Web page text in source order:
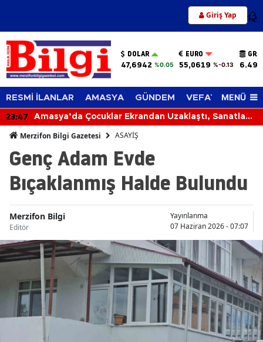
Giriş Yap 12
DOLAR
47,6942 %0.05
EURO
55,0619 %-0.13
RESMİ İLANLAR AMASYA GÜNDEM VEFAT EDENLER
MENÜ
23:47
Amasya’da Çocuklar Ekrandan Uzaklaştı, Sanatla
Merzifon Bilgi Gazetesi ASAYİŞ
Genç Adam Evde
Bıçaklanmış Halde Bulundu
Merzifon Bilgi
Editör
Yayınlanma
07 Haziran 2026 - 07:07